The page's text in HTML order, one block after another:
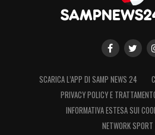
SCARICA L’APP DI SAMP NEWS 24
PRIVACY POLICY E
INFORMATIVA ESTESA SUI
NETWORK SPORT